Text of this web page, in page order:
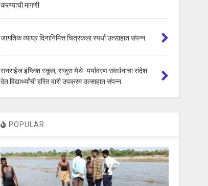
करण्याची मागणी
जागतिक व्याघ्र दिनानिमित्त चित्रकला स्पर्धा उत्साहात संपन्न.
सनराईज इंग्लिश स्कूल, राजुरा येथे -पर्यावरण संवर्धनाचा संदेश
देत विद्यार्थ्यांची हरित वारी उपक्रम उत्साहात संपन्न.
POPULAR